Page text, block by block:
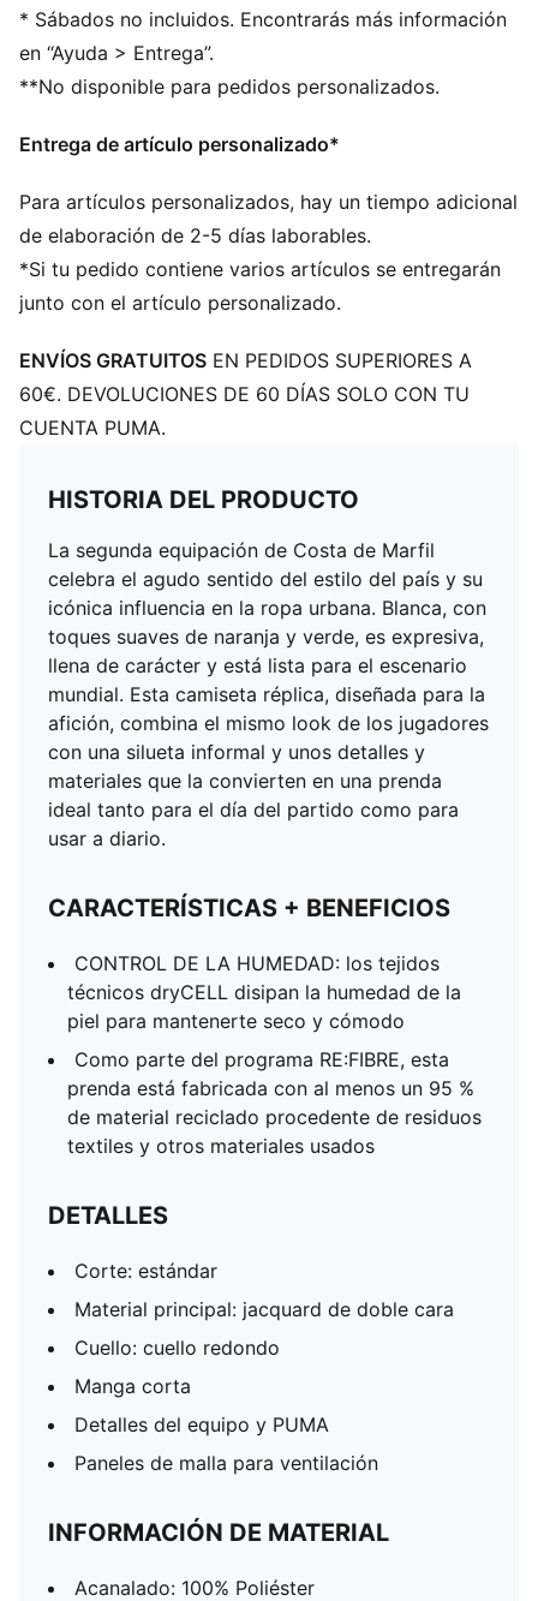
Corte: estándar
Material principal: jacquard de doble cara
Cuello: cuello redondo
Manga corta
Paneles de malla para ventilación
* Sábados no incluidos. Encontrarás más información
en “Ayuda > Entrega”.
**No disponible para pedidos personalizados.
Entrega de artículo personalizado*
Para artículos personalizados, hay un tiempo adicional
de elaboración de 2-5 días laborables.
*Si tu pedido contiene varios artículos se entregarán
junto con el artículo personalizado.
ENVÍOS GRATUITOS EN PEDIDOS SUPERIORES A
60€. DEVOLUCIONES DE 60 DÍAS SOLO CON TU
CUENTA PUMA.
HISTORIA DEL PRODUCTO
La segunda equipación de Costa de Marfil
celebra el agudo sentido del estilo del país y su
icónica influencia en la ropa urbana. Blanca, con
toques suaves de naranja y verde, es expresiva,
llena de carácter y está lista para el escenario
mundial. Esta camiseta réplica, diseñada para la
afición, combina el mismo look de los jugadores
con una silueta informal y unos detalles y
materiales que la convierten en una prenda
ideal tanto para el día del partido como para
usar a diario.
CARACTERÍSTICAS + BENEFICIOS
CONTROL DE LA HUMEDAD: los tejidos
técnicos dryCELL disipan la humedad de la
piel para mantenerte seco y cómodo
Como parte del programa RE:FIBRE, esta
prenda está fabricada con al menos un 95 %
de material reciclado procedente de residuos
textiles y otros materiales usados
DETALLES
Corte: estándar
Material principal: jacquard de doble cara
Cuello: cuello redondo
Manga corta
Detalles del equipo y PUMA
Paneles de malla para ventilación
INFORMACIÓN DE MATERIAL
Acanalado: 100% Poliéster